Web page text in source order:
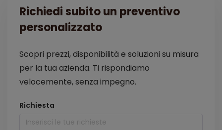
Richiedi subito un preventivo
personalizzato
Scopri prezzi, disponibilità e soluzioni su misura
per la tua azienda. Ti rispondiamo
velocemente, senza impegno.
Richiesta